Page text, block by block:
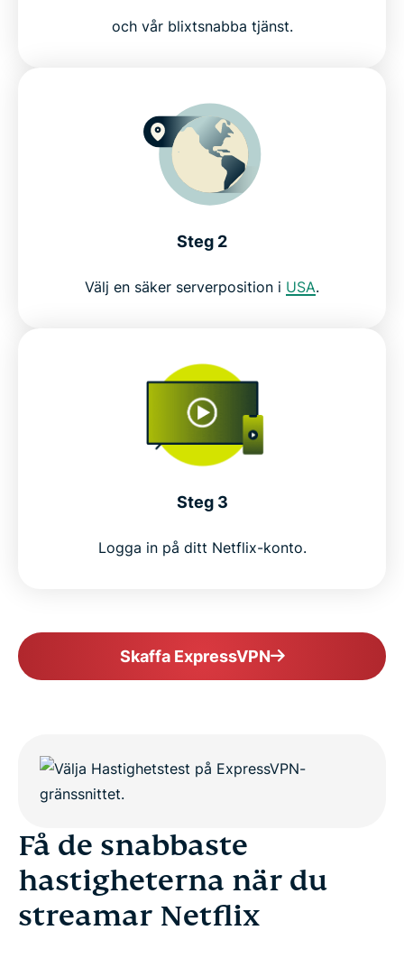
och vår blixtsnabba tjänst.
Steg 2
Välj en säker serverposition i USA.
Steg 3
Logga in på ditt Netflix-konto.
Skaffa ExpressVPN
Få de snabbaste
hastigheterna när du
streamar Netflix